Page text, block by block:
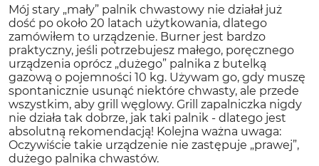
Mój stary „mały” palnik chwastowy nie działał już
dość po około 20 latach użytkowania, dlatego
zamówiłem to urządzenie. Burner jest bardzo
praktyczny, jeśli potrzebujesz małego, poręcznego
urządzenia oprócz „dużego” palnika z butelką
gazową o pojemności 10 kg. Używam go, gdy muszę
spontanicznie usunąć niektóre chwasty, ale przede
wszystkim, aby grill węglowy. Grill zapalniczka nigdy
nie działa tak dobrze, jak taki palnik - dlatego jest
absolutną rekomendacją! Kolejna ważna uwaga:
Oczywiście takie urządzenie nie zastępuje „prawej”,
dużego palnika chwastów.